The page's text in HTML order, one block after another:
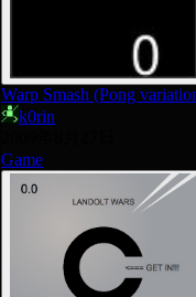
Warp Smash (Pong
k0rin
Game